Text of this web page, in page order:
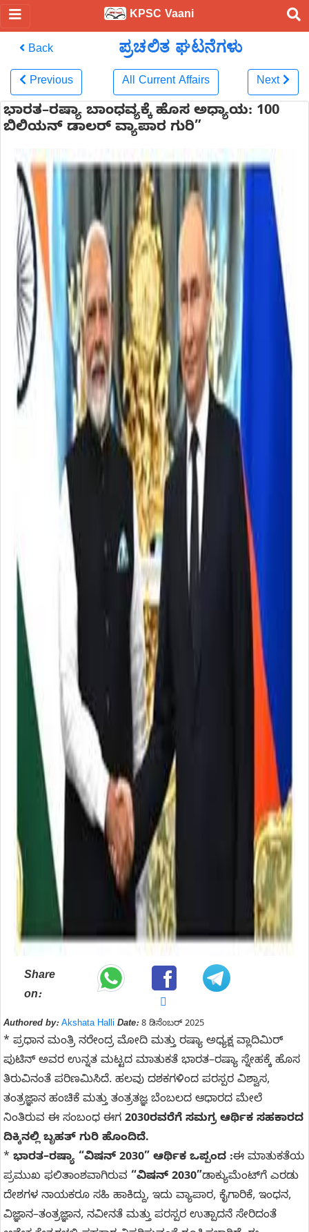
KPSC Vaani
Back ಪ್ರಚಲಿತ ಘಟನೆಗಳು
Previous All Current Affairs Next
ಭಾರತ–ರಷ್ಯಾ ಬಾಂಧವ್ಯಕ್ಕೆ ಹೊಸ ಅಧ್ಯಾಯ: 100
ಬಿಲಿಯನ್ ಡಾಲರ್ ವ್ಯಾಪಾರ ಗುರಿ”
Share
on:
Authored by: Akshata Halli Date:8 ಡಿಸೆಂಬರ್ 2025
* ಪ್ರಧಾನ ಮಂತ್ರಿ ನರೇಂದ್ರ ಮೋದಿ ಮತ್ತು ರಷ್ಯಾ ಅಧ್ಯಕ್ಷ ವ್ಲಾದಿಮಿರ್
ಪುಟಿನ್ ಅವರ ಉನ್ನತ ಮಟ್ಟದ ಮಾತುಕತೆ ಭಾರತ–ರಷ್ಯಾ ಸ್ನೇಹಕ್ಕೆ ಹೊಸ
ತಿರುವಿನಂತೆ ಪರಿಣಮಿಸಿದೆ. ಹಲವು ದಶಕಗಳಿಂದ ಪರಸ್ಪರ ವಿಶ್ವಾಸ,
ತಂತ್ರಜ್ಞಾನ ಹಂಚಿಕೆ ಮತ್ತು ತಂತ್ರತಜ್ಞ ಬೆಂಬಲದ ಆಧಾರದ ಮೇಲೆ
ನಿಂತಿರುವ ಈ ಸಂಬಂಧ ಈಗ 2030ರವರೆಗೆ ಸಮಗ್ರ ಆರ್ಥಿಕ ಸಹಕಾರದ
ದಿಕ್ಕಿನಲ್ಲಿ ಬೃಹತ್ ಗುರಿ ಹೊಂದಿದೆ.
* ಭಾರತ–ರಷ್ಯಾ “ವಿಷನ್ 2030” ಆರ್ಥಿಕ ಒಪ್ಪಂದ :ಈ ಮಾತುಕತೆಯ
ಪ್ರಮುಖ ಫಲಿತಾಂಶವಾಗಿರುವ “ವಿಷನ್ 2030”ಡಾಕ್ಯುಮೆಂಟ್‌ಗೆ ಎರಡು
ದೇಶಗಳ ನಾಯಕರೂ ಸಹಿ ಹಾಕಿದ್ದು, ಇದು ವ್ಯಾಪಾರ, ಕೈಗಾರಿಕೆ, ಇಂಧನ,
ವಿಜ್ಞಾನ–ತಂತ್ರಜ್ಞಾನ, ನವೀನತೆ ಮತ್ತು ಪರಸ್ಪರ ಉತ್ಪಾದನೆ ಸೇರಿದಂತೆ